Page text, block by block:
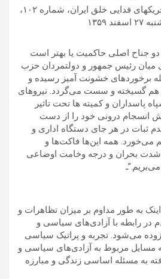
ـ 1 کار، ارگان سازمان چریکهای فدایی خلق ایران، شماره ۱۰۲،
۱۳۵۹
جناح اصلی حاکمیت یا بهتر است
میان رئیس جمهور و دولتمردان حزب
برخوردهای خشونت آمیز رسیده و
هم گسیخته و سست می‌گردد. نیروهای
پاسداران و کمیته ها تحت تاثیر
انسجام درونی خود را از دست
ثبات در هر جای دستگاه اداری و
می‌خورد. همه این‌ها فاکت‌ها و
شدت بحران و درجه وخامت اوضاعی
به طور مداوم بر میزان تظاهرات و
رابطه با آزادی‌های سیاسی و
می‌شود. تجربه و پراتیک سیاسی
مسایل مربوط به آزادی‌های سیاسی و
به مسئله اساسی زندگی و مبارزه